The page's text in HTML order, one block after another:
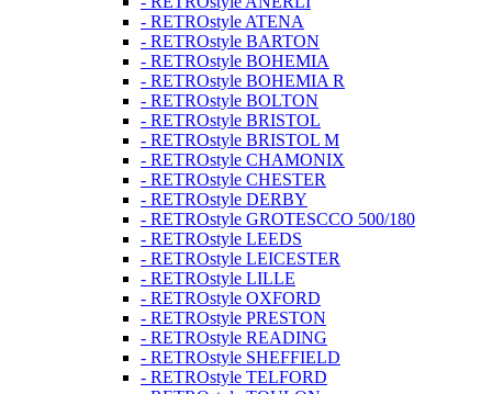
- RETROstyle ATENA
- RETROstyle BARTON
- RETROstyle BOHEMIA
- RETROstyle BOHEMIA R
- RETROstyle BOLTON
- RETROstyle BRISTOL
- RETROstyle BRISTOL M
- RETROstyle CHAMONIX
- RETROstyle CHESTER
- RETROstyle DERBY
- RETROstyle GROTESCCO 500/180
- RETROstyle LEEDS
- RETROstyle LEICESTER
- RETROstyle LILLE
- RETROstyle OXFORD
- RETROstyle PRESTON
- RETROstyle READING
- RETROstyle SHEFFIELD
- RETROstyle TELFORD